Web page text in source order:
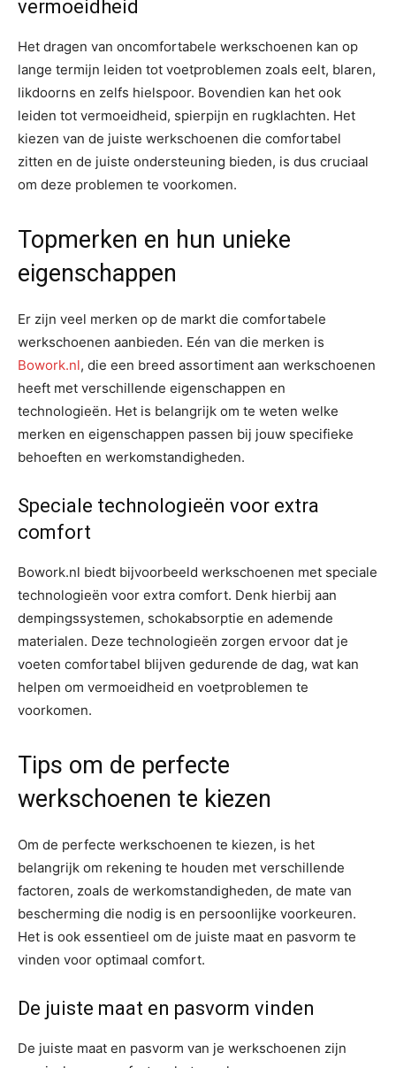
vermoeidheid
Het dragen van oncomfortabele werkschoenen kan op
lange termijn leiden tot voetproblemen zoals eelt, blaren,
likdoorns en zelfs hielspoor. Bovendien kan het ook
leiden tot vermoeidheid, spierpijn en rugklachten. Het
kiezen van de juiste werkschoenen die comfortabel
zitten en de juiste ondersteuning bieden, is dus cruciaal
om deze problemen te voorkomen.
Topmerken en hun unieke
eigenschappen
Er zijn veel merken op de markt die comfortabele
werkschoenen aanbieden. Eén van die merken is
Bowork.nl, die een breed assortiment aan werkschoenen
heeft met verschillende eigenschappen en
technologieën. Het is belangrijk om te weten welke
merken en eigenschappen passen bij jouw specifieke
behoeften en werkomstandigheden.
Speciale technologieën voor extra
comfort
Bowork.nl biedt bijvoorbeeld werkschoenen met speciale
technologieën voor extra comfort. Denk hierbij aan
dempingssystemen, schokabsorptie en ademende
materialen. Deze technologieën zorgen ervoor dat je
voeten comfortabel blijven gedurende de dag, wat kan
helpen om vermoeidheid en voetproblemen te
voorkomen.
Tips om de perfecte
werkschoenen te kiezen
Om de perfecte werkschoenen te kiezen, is het
belangrijk om rekening te houden met verschillende
factoren, zoals de werkomstandigheden, de mate van
bescherming die nodig is en persoonlijke voorkeuren.
Het is ook essentieel om de juiste maat en pasvorm te
vinden voor optimaal comfort.
De juiste maat en pasvorm vinden
De juiste maat en pasvorm van je werkschoenen zijn